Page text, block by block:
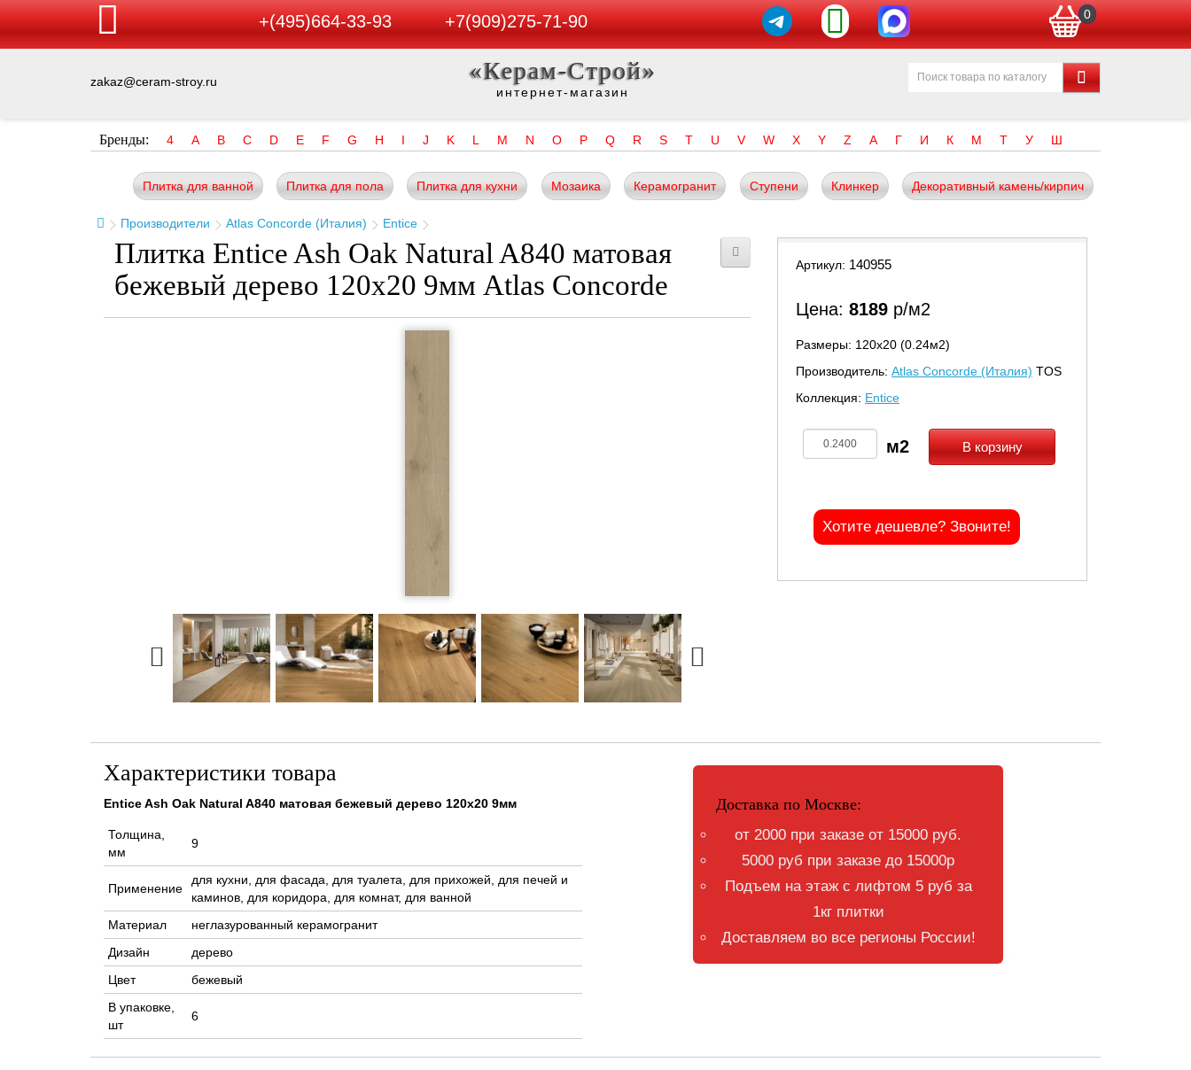
+(495)664-33-93 +7(909)275-71-90 0
zakaz@ceram-stroy.ru «Керам-Строй»
интернет-магазин
Бренды: 4 A B C D E F G H I J K L M N O P Q R S T U V W X Y Z А Г И К М Т У Ш
Плитка для ванной Плитка для пола Плитка для кухни Мозаика Керамогранит Ступени Клинкер Декоративный камень/кирпич
Производители Atlas Concorde (Италия) Entice
Плитка Entice Ash Oak Natural A840 матовая
бежевый дерево 120x20 9мм Atlas Concorde
Артикул: 140955
Цена: 8189 р/м2
Размеры: 120х20 (0.24м2)
Производитель: Atlas Concorde (Италия) TOS
Коллекция: Entice
В корзину
Хотите дешевле? Звоните!
Характеристики товара
Entice Ash Oak Natural A840 матовая бежевый дерево 120x20 9мм
Толщина,
мм
9
Применение
для кухни, для фасада, для туалета, для прихожей, для печей и
каминов, для коридора, для комнат, для ванной
Материал
неглазурованный керамогранит
Дизайн
дерево
Цвет
бежевый
В упаковке,
шт
6
Доставка по Москве:
от 2000 при заказе от 15000 руб.
5000 руб при заказе до 15000р
Подъем на этаж с лифтом 5 руб за
1кг плитки
Доставляем во все регионы России!